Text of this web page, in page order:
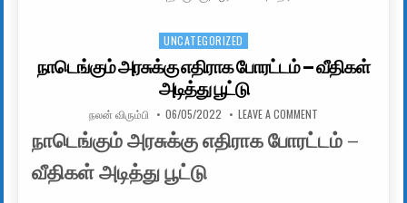
Posted in
UNCATEGORIZED
நாடெங்கும் அரசுக்கு எதிராக போரட்டம் – வீதிகள்
அடித்து பூட்டு
AUTHOR:
நலன் விரும்பி PUBLISHED DATE:
06/05/2022 LEAVE A COMMENT
நாடெங்கும் அரசுக்கு எதிராக போரட்டம் –
வீதிகள் அடித்து பூட்டு